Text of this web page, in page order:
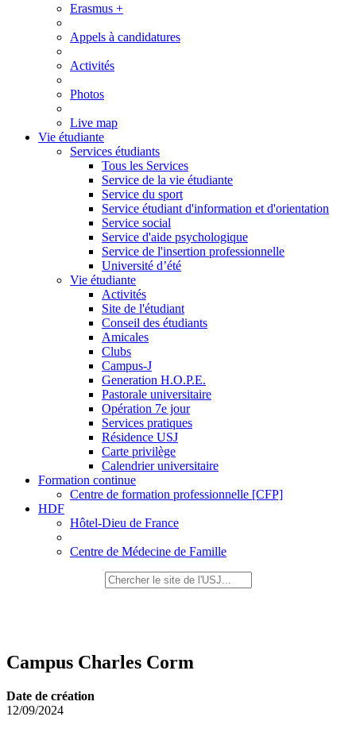
Erasmus +
Appels à candidatures
Activités
Photos
Live map
Vie étudiante
Services étudiants
Tous les Services
Service de la vie étudiante
Service du sport
Service étudiant d'information et d'orientation
Service social
Service d'aide psychologique
Service de l'insertion professionnelle
Université d’été
Vie étudiante
Activités
Site de l'étudiant
Conseil des étudiants
Amicales
Clubs
Campus-J
Generation H.O.P.E.
Pastorale universitaire
Opération 7e jour
Services pratiques
Résidence USJ
Carte privilège
Calendrier universitaire
Formation continue
Centre de formation professionnelle [CFP]
HDF
Hôtel-Dieu de France
Centre de Médecine de Famille
Campus Charles Corm
Date de création
12/09/2024